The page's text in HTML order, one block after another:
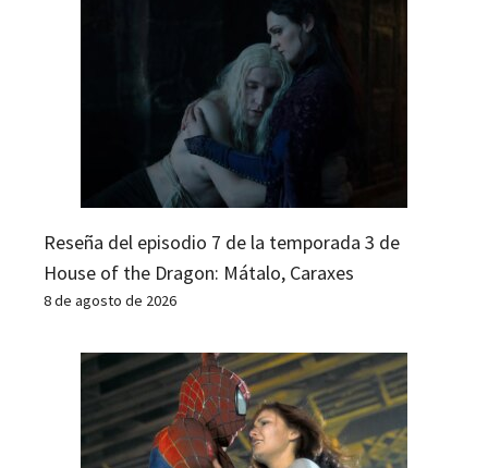
Reseña del episodio 7 de la temporada 3 de
House of the Dragon: Mátalo, Caraxes
8 de agosto de 2026